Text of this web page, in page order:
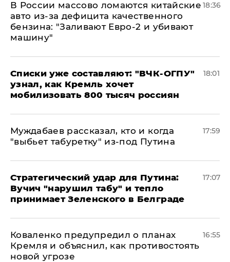
В России массово ломаются китайские
авто из-за дефицита качественного
бензина: "Заливают Евро-2 и убивают
машину"
18:36
Списки уже составляют: "ВЧК-ОГПУ"
узнал, как Кремль хочет
мобилизовать 800 тысяч россиян
18:01
Муждабаев рассказал, кто и когда
"выбьет табуретку" из-под Путина
17:59
Стратегический удар для Путина:
Вучич "нарушил табу" и тепло
принимает Зеленского в Белграде
17:07
Коваленко предупредил о планах
Кремля и объяснил, как противостоять
новой угрозе
16:55